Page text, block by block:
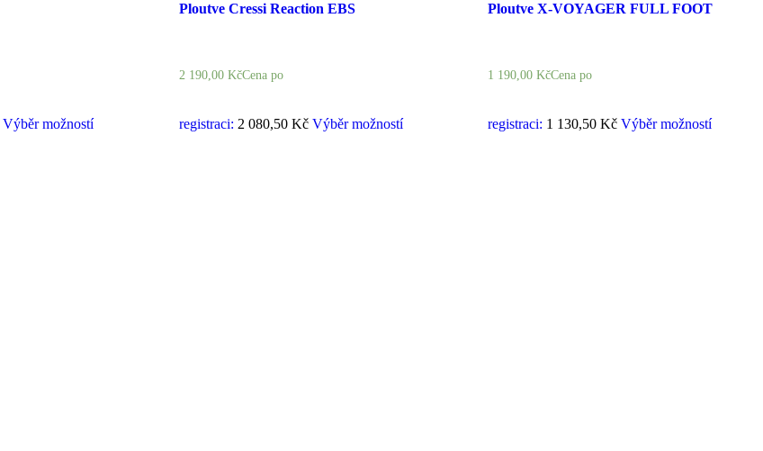
Výběr možností
Ploutve Cressi Reaction EBS
2 190,00 KčCena po
registraci: 2 080,50 Kč Výběr možností
Ploutve X-VOYAGER FULL FOOT
1 190,00 KčCena po
registraci: 1 130,50 Kč Výběr možností